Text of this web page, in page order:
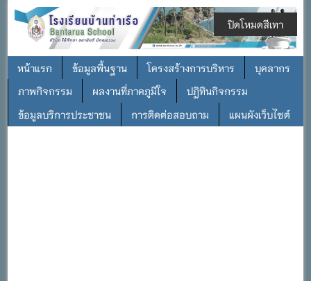
หน้าแรก ข้อมูลพื้นฐาน โครงสร้างการบริหาร
บุคลากร
ภาพกิจกรรม
ผลงานที่ภาคภูมิใจ
ปฎิทินกิจกรรม
ข้อมูลบริการประชาชน
การติดต่อสอบถาม แผนผังเว็บไซต์
ปิดโหมดสีเทา